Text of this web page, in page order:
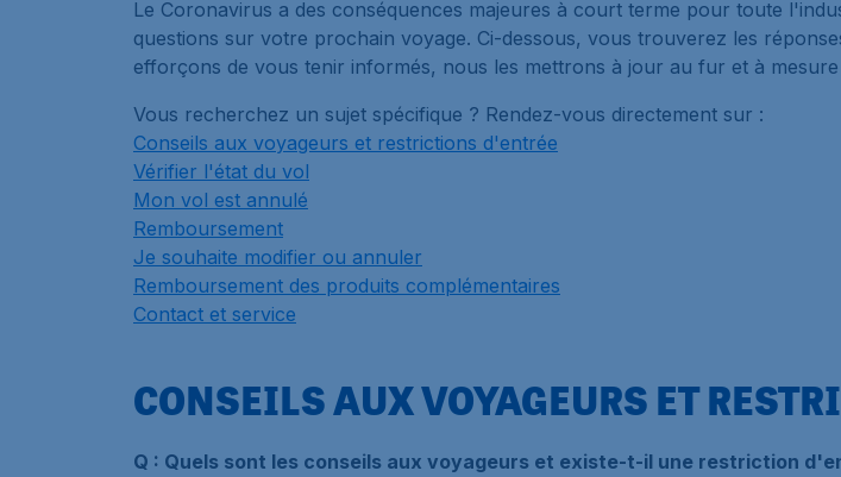
Le Coronavirus a des conséquences majeures à court terme pour toute
questions sur votre prochain voyage. Ci-dessous, vous trouverez les
efforçons de vous tenir informés, nous les mettrons à jour au fur et à
Vous recherchez un sujet spécifique ? Rendez-vous directement sur :
Conseils aux voyageurs et restrictions d'entrée
Vérifier l'état du vol
Mon vol est annulé
Remboursement
Je souhaite modifier ou annuler
Remboursement des produits complémentaires
Contact et service
CONSEILS AUX VOYAGEURS ET
Q : Quels sont les conseils aux voyageurs et existe-t-il une restriction